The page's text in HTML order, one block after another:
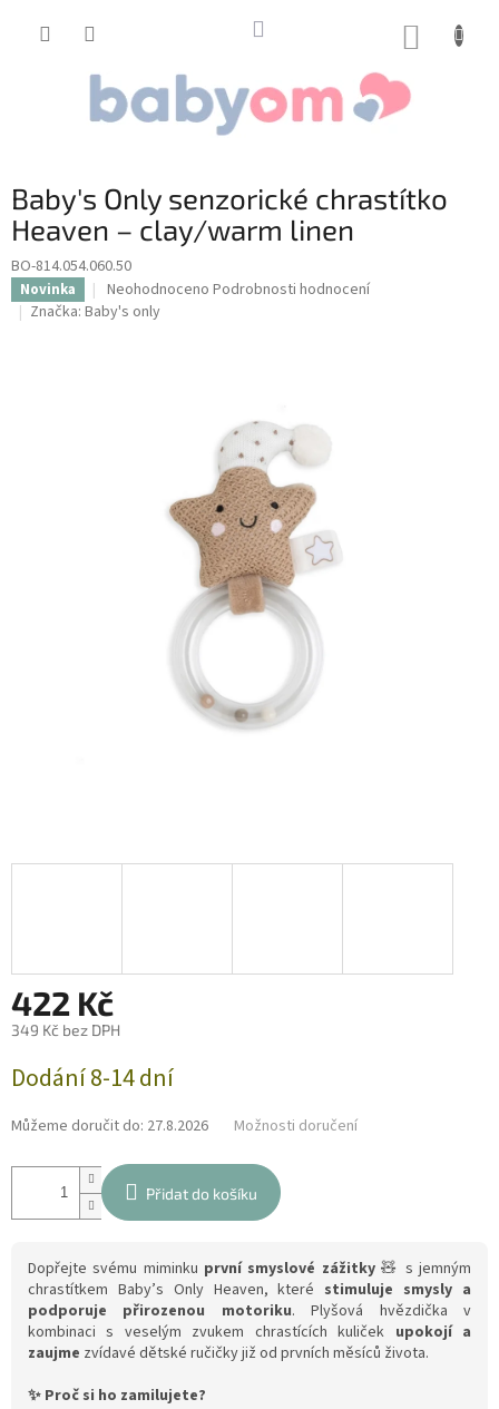
Baby's Only senzorické chrastítko
Heaven – clay/warm linen
BO-814.054.060.50
Novinka
Průměrné
hodnocení
Neohodnoceno Podrobnosti hodnocení
Značka: Baby's only
422 Kč
349 Kč bez DPH
cena:
Dodání 8-14 dní
Můžeme doručit do: 27.8.2026 Možnosti doručení
Přidat do košíku
Dopřejte svému miminku první smyslové zážitky🧸 s jemným
chrastítkem Baby’s Only Heaven, které stimuluje smysly a
podporuje přirozenou motoriku. Plyšová hvězdička v
kombinaci s veselým zvukem chrastících kuliček upokojí a
zaujme zvídavé dětské ručičky již od prvních měsíců života.
✨ Proč si ho zamilujete?